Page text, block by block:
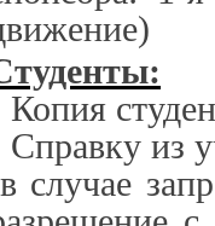
Копия
Справку из
случае